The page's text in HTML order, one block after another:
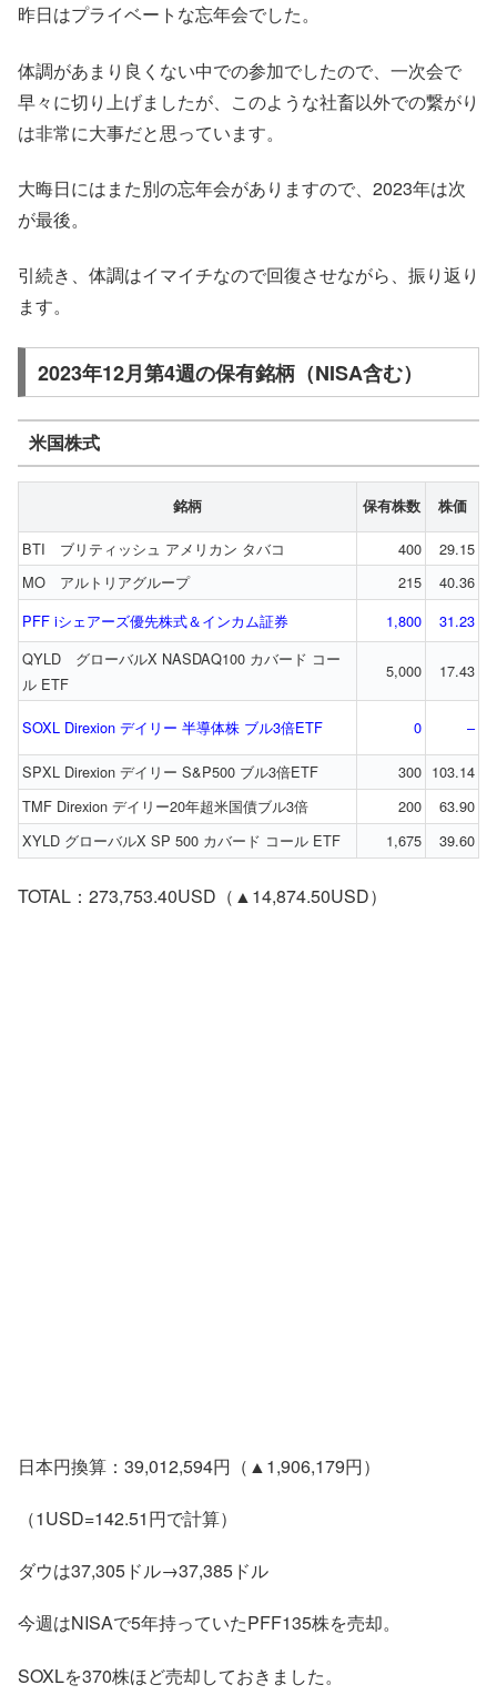
昨日はプライベートな忘年会でした。
体調があまり良くない中での参加でしたので、一次会で
早々に切り上げましたが、このような社畜以外での繋がり
は非常に大事だと思っています。
大晦日にはまた別の忘年会がありますので、2023年は次
が最後。
引続き、体調はイマイチなので回復させながら、振り返り
ます。
2023年12月第4週の保有銘柄（NISA含む）
米国株式
銘柄 保有株数 株価
BTI ブリティッシュ アメリカン タバコ 400
29.15
MO アルトリアグループ
215
40.36
PFF iシェアーズ優先株式＆インカム証券
1,800
31.23
QYLD グローバルX NASDAQ100 カバード コー
ル ETF
5,000 17.43
SOXL Direxion デイリー 半導体株 ブル3倍ETF 0 –
SPXL Direxion デイリー S&P500 ブル3倍ETF 300 103.14
TMF Direxion デイリー20年超米国債ブル3倍
200
63.90
XYLD グローバルX SP 500 カバード コール ETF
1,675 39.60
TOTAL：273,753.40USD（▲14,874.50USD）
日本円換算：39,012,594円（▲1,906,179円）
（1USD=142.51円で計算）
ダウは37,305ドル→37,385ドル
今週はNISAで5年持っていたPFF135株を売却。
SOXLを370株ほど売却しておきました。